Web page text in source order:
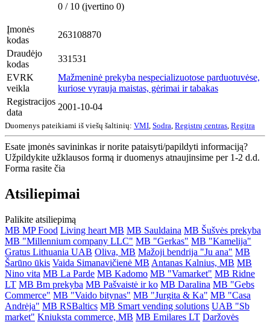
0 / 10 (įvertino 0)
Įmonės
kodas
263108870
Draudėjo
kodas
331531
EVRK
veikla
Mažmeninė prekyba nespecializuotose parduotuvėse,
kuriose vyrauja maistas, gėrimai ir tabakas
Registracijos
data
2001-10-04
Duomenys pateikiami iš viešų šaltinių: VMI Sodra Registrų centras Regitra
Esate įmonės savininkas ir norite pataisyti/papildyti informaciją?
Užpildykite užklausos formą ir duomenys atnaujinsime per 1-2 d.d.
Forma rasite čia
Atsiliepimai
Palikite atsiliepimą
MB MP Food Living heart MB MB Sauldaina MB Šušvės prekyba
MB "Millennium company LLC" MB "Gerkas" MB "Kamelija"
Gratus Lithuania UAB Oliva, MB Mažoji bendrija "Ju ana" MB
Šarūno ūkis Vaida Simanavičienė MB Antanas Kalnius, MB MB
Nino vita MB La Parde MB Kadomo MB "Vamarket" MB Ridne
LT MB Bm prekyba MB Pašvaistė ir ko MB Daralina MB "Gebs
Commerce" MB "Vaido bitynas" MB "Jurgita & Ka" MB "Casa
Andrėja" MB RSBaltics MB Smart vending solutions UAB "Sb
market" Kniuksta commerce, MB MB Emilares LT Daržovės